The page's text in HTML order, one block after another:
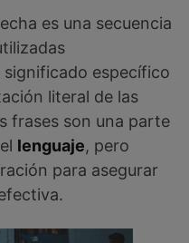
es una secuencia
específico
literal de las
frases son una parte
lenguaje, pero
para asegurar